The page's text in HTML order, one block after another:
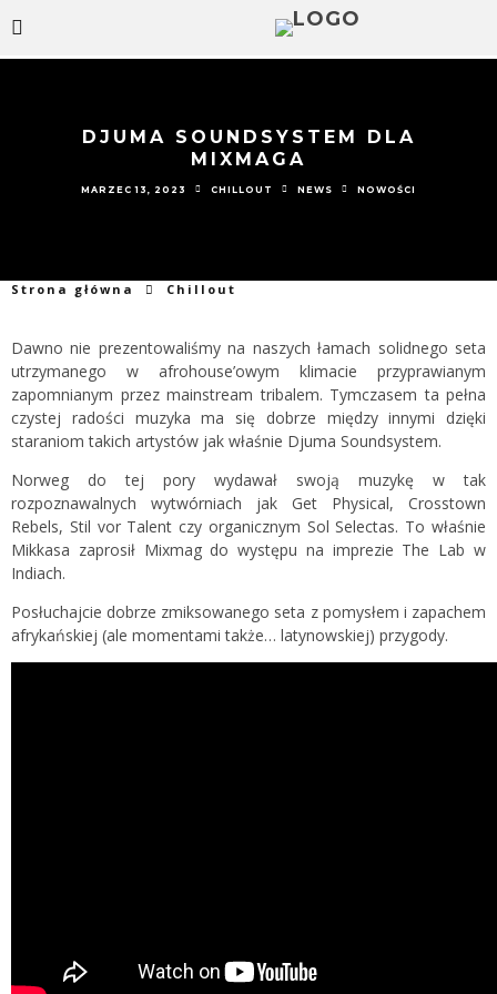
DJUMA SOUNDSYSTEM DLA
MIXMAGA
MARZEC 13, 2023 CHILLOUT NEWS NOWOŚCI
Strona główna Chillout
Dawno nie prezentowaliśmy na naszych łamach solidnego seta
utrzymanego w afrohouse’owym klimacie przyprawianym
zapomnianym przez mainstream tribalem. Tymczasem ta pełna
czystej radości muzyka ma się dobrze między innymi dzięki
staraniom takich artystów jak właśnie Djuma Soundsystem.
Norweg do tej pory wydawał swoją muzykę w tak
rozpoznawalnych wytwórniach jak Get Physical, Crosstown
Rebels, Stil vor Talent czy organicznym Sol Selectas. To właśnie
Mikkasa zaprosił Mixmag do występu na imprezie The Lab w
Indiach.
Posłuchajcie dobrze zmiksowanego seta z pomysłem i zapachem
afrykańskiej (ale momentami także… latynowskiej) przygody.